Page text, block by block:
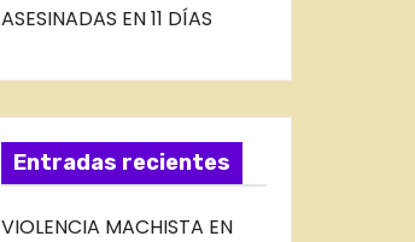
ASESINADAS EN 11 DÍAS
Entradas recientes
VIOLENCIA MACHISTA EN